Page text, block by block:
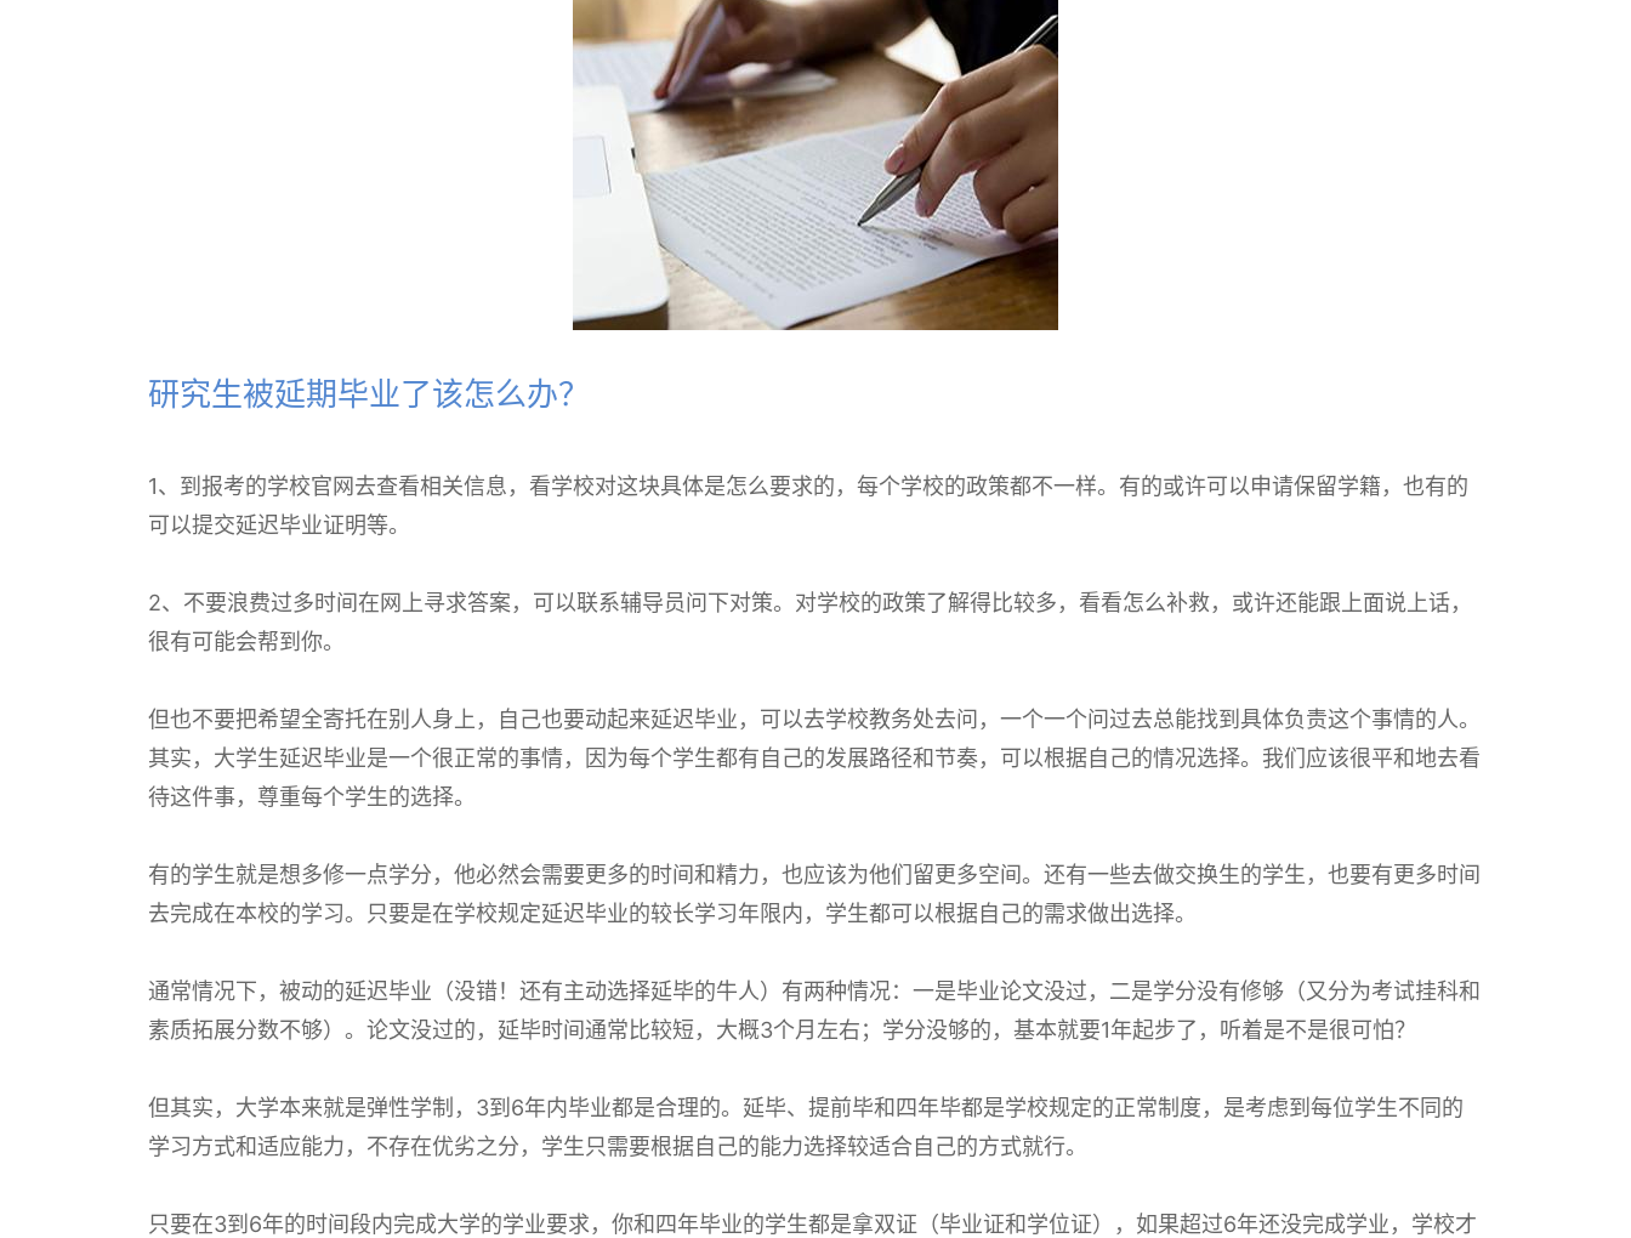
研究生被延期毕业了该怎么办？
1、到报考的学校官网去查看相关信息，看学校对这块具体是怎么要求的，每个学校的政策都不一样。有的或许可以申请保留学籍，也有的
可以提交延迟毕业证明等。
2、不要浪费过多时间在网上寻求答案，可以联系辅导员问下对策。对学校的政策了解得比较多，看看怎么补救，或许还能跟上面说上话，
很有可能会帮到你。
但也不要把希望全寄托在别人身上，自己也要动起来延迟毕业，可以去学校教务处去问，一个一个问过去总能找到具体负责这个事情的人。
其实，大学生延迟毕业是一个很正常的事情，因为每个学生都有自己的发展路径和节奏，可以根据自己的情况选择。我们应该很平和地去看
待这件事，尊重每个学生的选择。
有的学生就是想多修一点学分，他必然会需要更多的时间和精力，也应该为他们留更多空间。还有一些去做交换生的学生，也要有更多时间
去完成在本校的学习。只要是在学校规定延迟毕业的较长学习年限内，学生都可以根据自己的需求做出选择。
通常情况下，被动的延迟毕业（没错！还有主动选择延毕的牛人）有两种情况：一是毕业论文没过，二是学分没有修够（又分为考试挂科和
素质拓展分数不够）。论文没过的，延毕时间通常比较短，大概3个月左右；学分没够的，基本就要1年起步了，听着是不是很可怕？
但其实，大学本来就是弹性学制，3到6年内毕业都是合理的。延毕、提前毕和四年毕都是学校规定的正常制度，是考虑到每位学生不同的
学习方式和适应能力，不存在优劣之分，学生只需要根据自己的能力选择较适合自己的方式就行。
只要在3到6年的时间段内完成大学的学业要求，你和四年毕业的学生都是拿双证（毕业证和学位证），如果超过6年还没完成学业，学校才